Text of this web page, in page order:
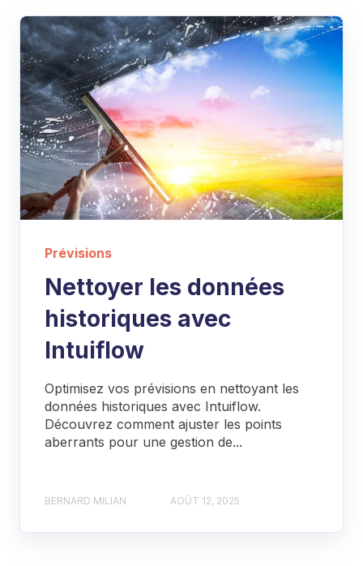
Prévisions
Nettoyer les données
historiques avec
Intuiflow
Optimisez vos prévisions en nettoyant les
données historiques avec Intuiflow.
Découvrez comment ajuster les points
aberrants pour une gestion de...
BERNARD MILIAN AOÛT 12, 2025